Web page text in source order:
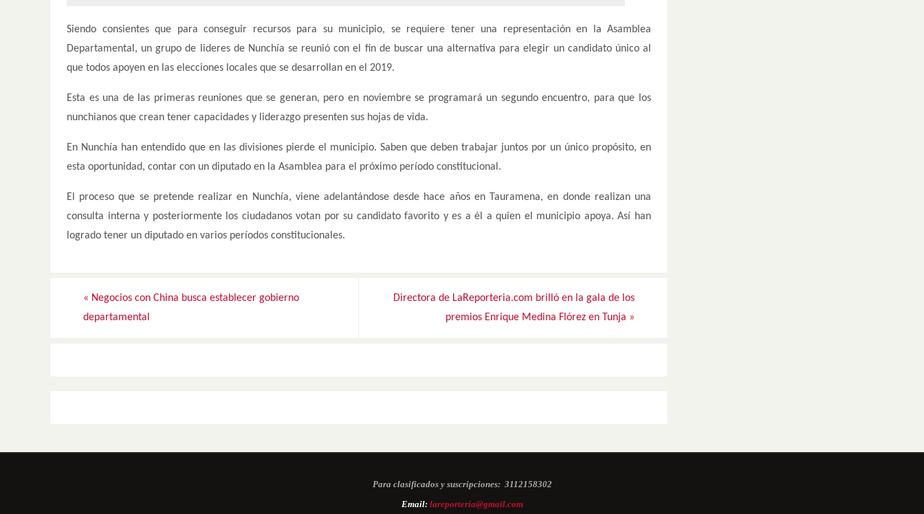
Siendo consientes que para conseguir recursos para su municipio, se requiere tener una representación en la Asamblea
Departamental, un grupo de lideres de Nunchía se reunió con el fin de buscar una alternativa para elegir un candidato único al
que todos apoyen en las elecciones locales que se desarrollan en el 2019.
Esta es una de las primeras reuniones que se generan, pero en noviembre se programará un segundo encuentro, para que los
nunchianos que crean tener capacidades y liderazgo presenten sus hojas de vida.
En Nunchía han entendido que en las divisiones pierde el municipio. Saben que deben trabajar juntos por un único propósito, en
esta oportunidad, contar con un diputado en la Asamblea para el próximo período constitucional.
El proceso que se pretende realizar en Nunchía, viene adelantándose desde hace años en Tauramena, en donde realizan una
consulta interna y posteriormente los ciudadanos votan por su candidato favorito y es a él a quien el municipio apoya. Así han
logrado tener un diputado en varios períodos constitucionales.
« Negocios con China busca establecer gobierno
departamental
Directora de LaReporteria.com brilló en la gala de los
premios Enrique Medina Flórez en Tunja »
Para clasificados y suscripciones: 3112158302
Email: lareporteria@gmail.com